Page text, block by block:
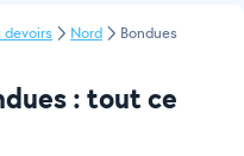
devoirs Nord Bondues
: tout ce